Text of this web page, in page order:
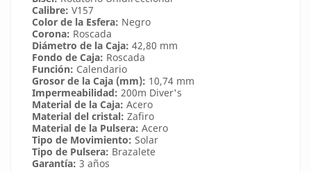
Calibre: V157
Color de la Esfera: Negro
Corona: Roscada
Diámetro de la Caja: 42,80 mm
Fondo de Caja: Roscada
Función: Calendario
Grosor de la Caja (mm): 10,74 mm
Impermeabilidad: 200m Diver's
Material de la Caja: Acero
Material del cristal: Zafiro
Material de la Pulsera: Acero
Tipo de Movimiento: Solar
Tipo de Pulsera: Brazalete
Garantía: 3 años